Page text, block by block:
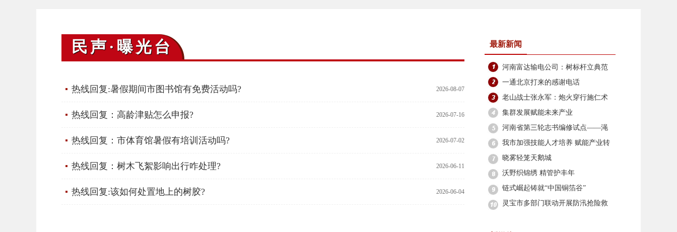
民声·曝光台
2026-08-07
热线回复:暑假期间市图书馆有免费活动吗?
2026-07-16
热线回复：高龄津贴怎么申报?
2026-07-02
热线回复：市体育馆暑假有培训活动吗?
2026-06-11
热线回复：树木飞絮影响出行咋处理?
2026-06-04
热线回复:该如何处置地上的树胶?
最新新闻
河南富达输电公司：树标杆立典范
筑牢安全生产防线
一通北京打来的感谢电话
老山战士张永军：炮火穿行施仁术
边关坚守铸军魂
集群发展赋能未来产业
河南省第三轮志书编修试点——渑
池县志编修工作启动
我市加强技能人才培养 赋能产业转
型升级
晓雾轻笼天鹅城
沃野织锦绣 精管护丰年
链式崛起铸就“中国铜箔谷”
灵宝市多部门联动开展防汛抢险救